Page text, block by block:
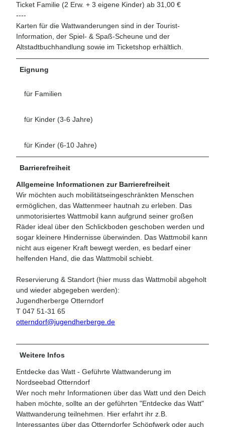
Ticket Familie (2 Erw. + 3 eigene Kinder) ab 31,00 €
----
Karten für die Wattwanderungen sind in der Tourist-
Information, der Spiel- & Spaß-Scheune und der
Altstadtbuchhandlung sowie im Ticketshop erhältlich.
Eignung
für Familien
für Kinder (3-6 Jahre)
für Kinder (6-10 Jahre)
Barrierefreiheit
Allgemeine Informationen zur Barrierefreiheit
Wir möchten auch mobilitätseingeschränkten Menschen
ermöglichen, das Wattenmeer hautnah zu erleben. Das
unmotorisiertes Wattmobil kann aufgrund seiner großen
Räder ideal über den Schlickboden geschoben werden und
sogar kleinere Hindernisse überwinden. Das Wattmobil kann
nicht aus eigener Kraft bewegt werden, es bedarf einer
helfenden Hand, die das Wattmobil schiebt.
Reservierung & Standort (hier muss das Wattmobil abgeholt
und wieder abgegeben werden):
Jugendherberge Otterndorf
T 047 51-31 65
otterndorf@jugendherberge.de
Weitere Infos
Entdecke das Watt - Geführte Wattwanderung im
Nordseebad Otterndorf
Wer noch mehr Informationen über das Watt und den Deich
haben möchte, sollte an der geführten "Entdecke das Watt"
Wattwanderung teilnehmen. Hier erfahrt ihr z.B.
Interessantes über das Otterndorfer Schöpfwerk oder auch